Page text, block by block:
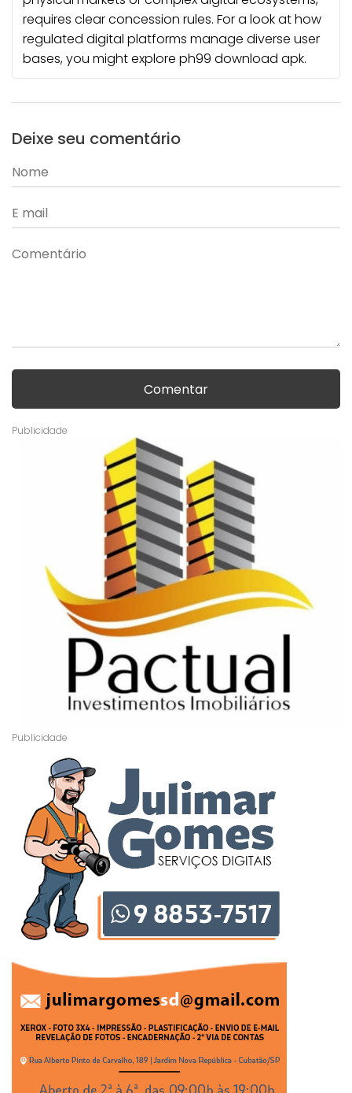
requires clear concession rules. For a look at how
regulated digital platforms manage diverse user
bases, you might explore ph99 download apk.
Deixe seu comentário
Comentar